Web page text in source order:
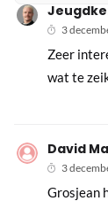
David
3
Grosjean
3
Zeer
wat te